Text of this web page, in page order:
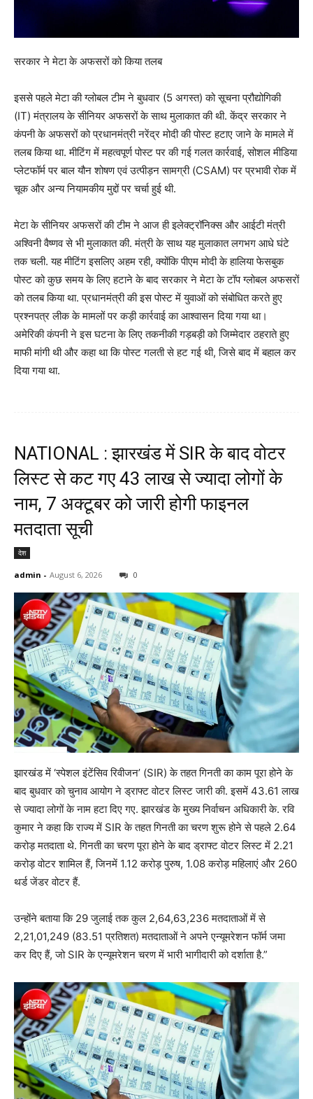
सरकार ने मेटा के अफसरों को किया तलब
इससे पहले मेटा की ग्लोबल टीम ने बुधवार (5 अगस्त) को सूचना प्रौद्योगिकी
(IT) मंत्रालय के सीनियर अफसरों के साथ मुलाकात की थी. केंद्र सरकार ने
कंपनी के अफसरों को प्रधानमंत्री नरेंद्र मोदी की पोस्ट हटाए जाने के मामले में
तलब किया था. मीटिंग में महत्वपूर्ण पोस्ट पर की गई गलत कार्रवाई, सोशल मीडिया
प्लेटफॉर्म पर बाल यौन शोषण एवं उत्पीड़न सामग्री (CSAM) पर प्रभावी रोक में
चूक और अन्य नियामकीय मुद्दों पर चर्चा हुई थी.
मेटा के सीनियर अफसरों की टीम ने आज ही इलेक्ट्रॉनिक्स और आईटी मंत्री
अश्विनी वैष्णव से भी मुलाकात की. मंत्री के साथ यह मुलाकात लगभग आधे घंटे
तक चली. यह मीटिंग इसलिए अहम रही, क्योंकि पीएम मोदी के हालिया फेसबुक
पोस्ट को कुछ समय के लिए हटाने के बाद सरकार ने मेटा के टॉप ग्लोबल अफसरों
को तलब किया था. प्रधानमंत्री की इस पोस्ट में युवाओं को संबोधित करते हुए
प्रश्नपत्र लीक के मामलों पर कड़ी कार्रवाई का आश्वासन दिया गया था।
अमेरिकी कंपनी ने इस घटना के लिए तकनीकी गड़बड़ी को जिम्मेदार ठहराते हुए
माफी मांगी थी और कहा था कि पोस्ट गलती से हट गई थी, जिसे बाद में बहाल कर
दिया गया था.
NATIONAL : झारखंड में SIR के बाद वोटर
ल‍िस्‍ट से कट गए 43 लाख से ज्‍यादा लोगों के
नाम, 7 अक्‍टूबर को जारी होगी फाइनल
मतदाता सूच‍ी
देश
admin - August 6, 2026 0
झारखंड में ‘स्पेशल इंटेंसिव रिवीजन’ (SIR) के तहत गिनती का काम पूरा होने के
बाद बुधवार को चुनाव आयोग ने ड्राफ्ट वोटर लिस्ट जारी की. इसमें 43.61 लाख
से ज्‍यादा लोगों के नाम हटा दिए गए. झारखंड के मुख्य निर्वाचन अधिकारी के. रवि
कुमार ने कहा कि राज्य में SIR के तहत गिनती का चरण शुरू होने से पहले 2.64
करोड़ मतदाता थे. गिनती का चरण पूरा होने के बाद ड्राफ्ट वोटर लिस्ट में 2.21
करोड़ वोटर शामिल हैं, जिनमें 1.12 करोड़ पुरुष, 1.08 करोड़ महिलाएं और 260
थर्ड जेंडर वोटर हैं.
उन्‍होंने बताया क‍ि 29 जुलाई तक कुल 2,64,63,236 मतदाताओं में से
2,21,01,249 (83.51 प्रतिशत) मतदाताओं ने अपने एन्यूमरेशन फॉर्म जमा
कर दिए हैं, जो SIR के एन्यूमरेशन चरण में भारी भागीदारी को दर्शाता है.”